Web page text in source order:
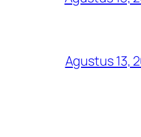
Agustus 13,